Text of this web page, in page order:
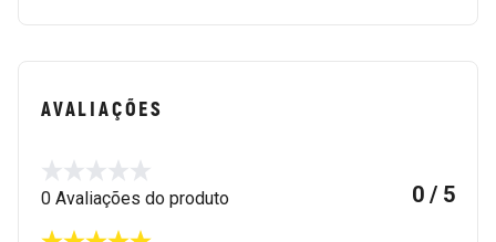
AVALIAÇÕES
0 Avaliações do produto 0 / 5